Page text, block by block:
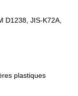
D1238, JIS-K72A,
plastiques